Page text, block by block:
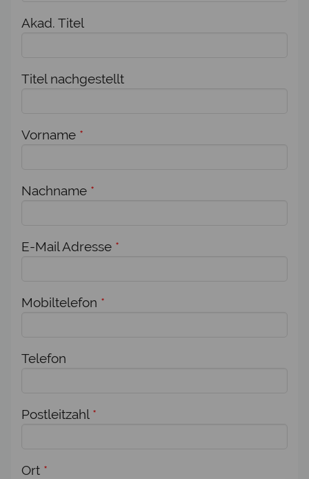
Akad. Titel
Titel nachgestellt
Vorname *
Nachname *
E-Mail Adresse *
Mobiltelefon *
Telefon
Postleitzahl *
Ort *